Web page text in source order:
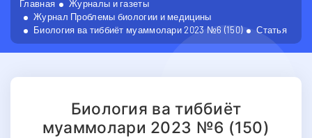
Главная
Журналы и газеты
Журнал Проблемы биологии и медицины
Биология ва тиббиёт муаммолари 2023 №6 (150)
Статья
Биология ва тиббиёт
муаммолари 2023 №6 (150)